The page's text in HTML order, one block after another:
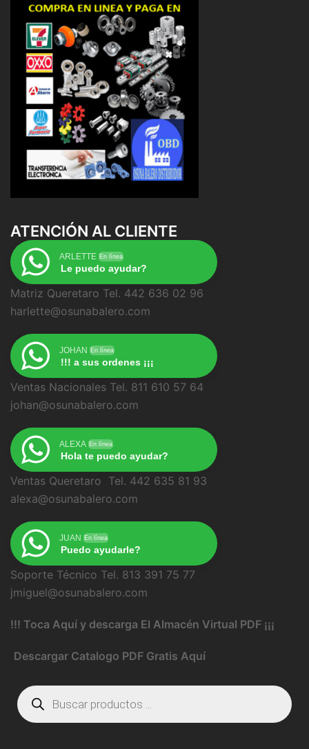
ATENCIÓN AL CLIENTE
ARLETTE En línea
Le puedo ayudar?
Matriz Queretaro Tel. 442 636 02 96
harlette@osunabalero.com
JOHAN En línea
!!! a sus ordenes ¡¡¡
Ventas Nacionales Tel. 811 610 57 64
johan@osunabalero.com
ALEXA En línea
Hola te puedo ayudar?
Ventas Queretaro Tel. 442 635 81 93
alexa@osunabalero.com
JUAN En línea
Puedo ayudarle?
Soporte Técnico Tel. 813 391 75 77
jmiguel@osunabalero.com
!!! Toca Aquí y descarga El Almacén Virtual PDF ¡¡¡
Descargar Catalogo PDF Gratis Aquí
Búsqueda
de
productos